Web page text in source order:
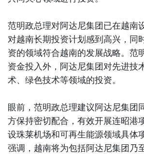
范明政总理对阿达尼集团已在越南
对越南长期投资计划感到高兴，同
资的领域符合越南的发展战略。范
资金投入外，阿达尼集团对先进技
术、绿色技术等领域的投资。
眼前，范明政总理建议阿达尼集团
方保持密切配合，有效开展连昭港
设珠莱机场和可再生能源领域具体
强调，越南将为包括阿达尼集团乃